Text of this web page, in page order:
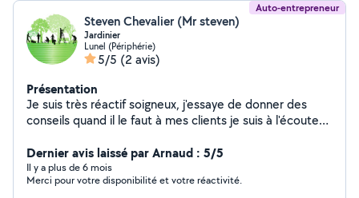
Auto-entrepreneur
Steven Chevalier (Mr steven)
Jardinier
Lunel (Périphérie)
5/5 (2 avis)
Présentation
Je suis très réactif soigneux, j'essaye de donner des
conseils quand il le faut à mes clients je suis à l'écoute
contacter pour un conseil ou pour un devis. Je reste à
votre disponibilité.
Dernier avis laissé par Arnaud : 5/5
Il y a plus de 6 mois
Merci pour votre disponibilité et votre réactivité.